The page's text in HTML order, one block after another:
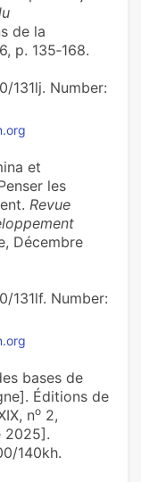
de la
p. 135‑168.
131lj. Number:
et
les
Revue
Décembre
131lf. Number:
bases de
Éditions de
no 2,
2025].
140kh.